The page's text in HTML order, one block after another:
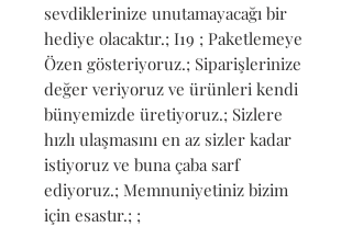
sevdiklerinize unutamayacağı bir
hediye olacaktır.; I19 ; Paketlemeye
Özen gösteriyoruz.; Siparişlerinize
değer veriyoruz ve ürünleri kendi
bünyemizde üretiyoruz.; Sizlere
hızlı ulaşmasını en az sizler kadar
istiyoruz ve buna çaba sarf
ediyoruz.; Memnuniyetiniz bizim
için esastır.; ;